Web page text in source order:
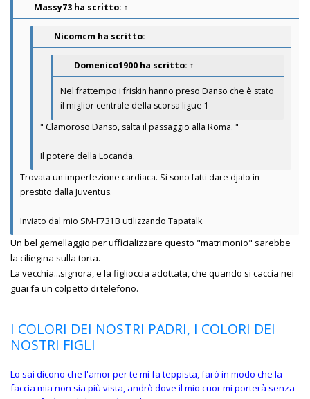
Massy73 ha scritto: ↑
Nicomcm ha scritto:
Domenico1900 ha scritto: ↑
Nel frattempo i friskin hanno preso Danso che è stato
il miglior centrale della scorsa ligue 1
" Clamoroso Danso, salta il passaggio alla Roma. "
Il potere della Locanda.
Trovata un imperfezione cardiaca. Si sono fatti dare djalo in
prestito dalla Juventus.
Inviato dal mio SM-F731B utilizzando Tapatalk
Un bel gemellaggio per ufficializzare questo "matrimonio" sarebbe
la ciliegina sulla torta.
La vecchia...signora, e la figlioccia adottata, che quando si caccia nei
guai fa un colpetto di telefono.
I COLORI DEI NOSTRI PADRI, I COLORI DEI
NOSTRI FIGLI
Lo sai dicono che l'amor per te mi fa teppista, farò in modo che la
faccia mia non sia più vista, andrò dove il mio cuor mi porterà senza